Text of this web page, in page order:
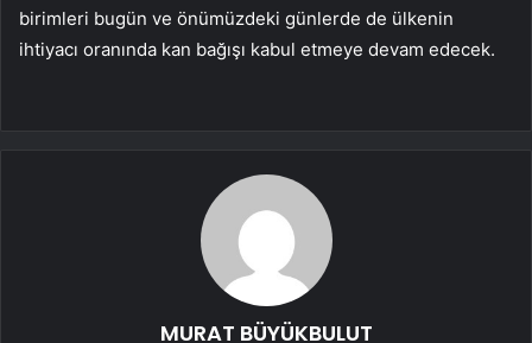
birimleri bugün ve önümüzdeki günlerde de ülkenin
ihtiyacı oranında kan bağışı kabul etmeye devam edecek.
MURAT BÜYÜKBULUT